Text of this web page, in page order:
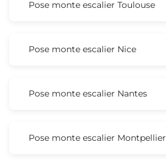
Pose monte escalier Toulouse
Pose monte escalier Nice
Pose monte escalier Nantes
Pose monte escalier Montpellier